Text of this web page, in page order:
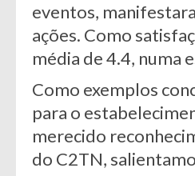
eventos,
ações. Como
média de 4.4, numa
Como exemplos
para o
merecido
do C2TN,